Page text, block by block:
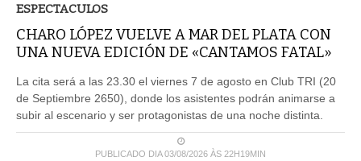
ESPECTACULOS
CHARO LÓPEZ VUELVE A MAR DEL PLATA CON
UNA NUEVA EDICIÓN DE «CANTAMOS FATAL»
La cita será a las 23.30 el viernes 7 de agosto en Club TRI (20
de Septiembre 2650), donde los asistentes podrán animarse a
subir al escenario y ser protagonistas de una noche distinta.
PUBLICADO DIA 03/08/2026 ÀS 22H19MIN